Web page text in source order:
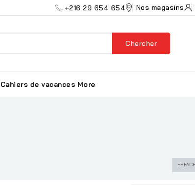
+216 29 654 654 Nos magasins
Chercher
Cahiers de vacances More